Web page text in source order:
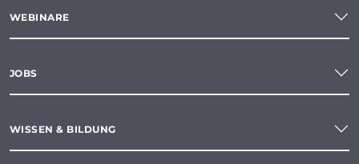
WEBINARE
JOBS
WISSEN & BILDUNG